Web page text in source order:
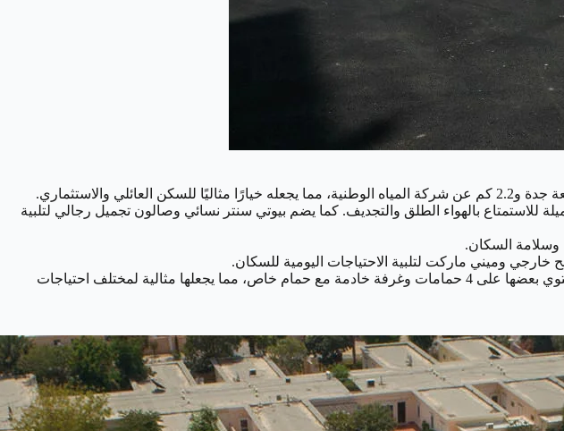
بالهواء الطلق والتجديف. كما يضم بيوتي سنتر نسائي وصالون تجميل رجالي لتلبية
وسلامة السكان.
وميني ماركت لتلبية الاحتياجات اليومية للسكان.
وأما بالنسبة لأنواع الوحدات المتوفرة، فهي شقق سكنية تتنوع مساحاتها بين 4 غرف نوم وتصل إلى 5 غرف، وتحتوي بعضها على 4 حمامات وغرفة خادمة مع حمام خاص، مما يجعلها مثالية لمختلف احتياجات